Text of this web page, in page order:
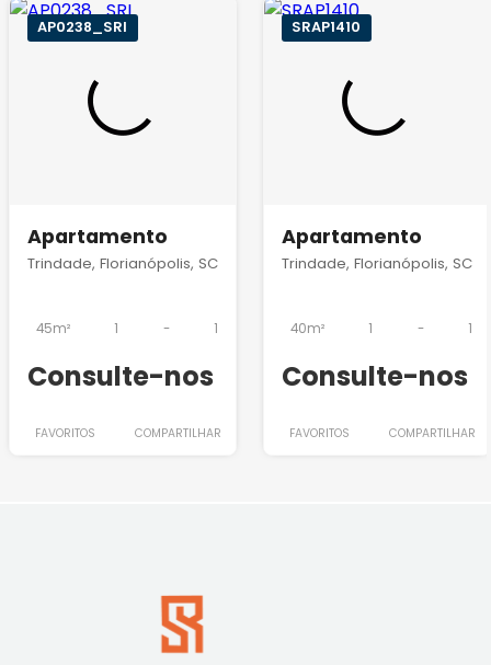
AP0238_SRI
Apartamento
Trindade, Florianópolis, SC
45m² 1 - 1
Consulte-nos
FAVORITOS COMPARTILHAR
SRAP1410
Apartamento
Trindade, Florianópolis, SC
40m² 1 - 1
Consulte-nos
FAVORITOS COMPARTILHAR